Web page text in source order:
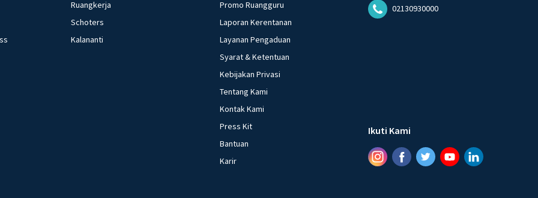
Ruangkerja
Schoters
Kalananti
Promo Ruangguru
Laporan Kerentanan
Layanan Pengaduan
Syarat & Ketentuan
Kebijakan Privasi
Tentang Kami
Kontak Kami
Press Kit
Bantuan
Karir
02130930000
Ikuti Kami